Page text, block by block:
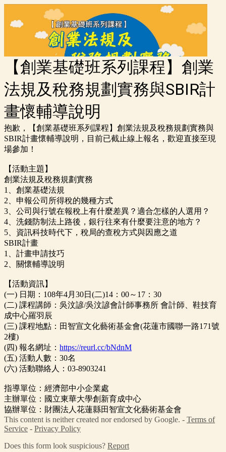
【創業基礎班系列課程】創業
法規及稅務規劃實務與SBIR計
畫懷輔導說明
抱歉，【創業基礎班系列課程】創業法規及稅務規劃實務與
SBIR計畫懷輔導說明，目前已截止線上報名，歡迎直接至現
場參加！
【活動主題】
創業法規及稅務規劃實務
1、創業基礎法規
2、申報公司所得稅的幾種方式
3、公司與行號在報稅上有什麼差異？適合怎樣的人選用？
4、洗錢防制法上路後，銀行往來有什麼要注意的地方？
5、資訊科技時代下，稅局的查稅方式與因應之道
SBIR計畫
1、計畫申請技巧
2、關懷輔導說明
【活動資訊】
(一) 日期：108年4月30日(二)14：00～17：30
(二) 課程講師：吳汶諺/吳汶諺會計師事務所 會計師、鞋技育
成中心羅羽辰
(三) 課程地點：田智宣文化藝術基金會(花蓮市國聯一路171號
2樓)
(四) 報名網址： https://reurl.cc/bNdnM
(五) 活動人數：30名
(六) 活動聯絡人：03-8903241
指導單位：經濟部中小企業處
主辦單位：國立東華大學創新育成中心
協辦單位：財團法人花蓮縣田智宣文化藝術基金會
This content is neither created nor endorsed by Google. - Terms of
Service - Privacy Policy
Does this form look suspicious? Report